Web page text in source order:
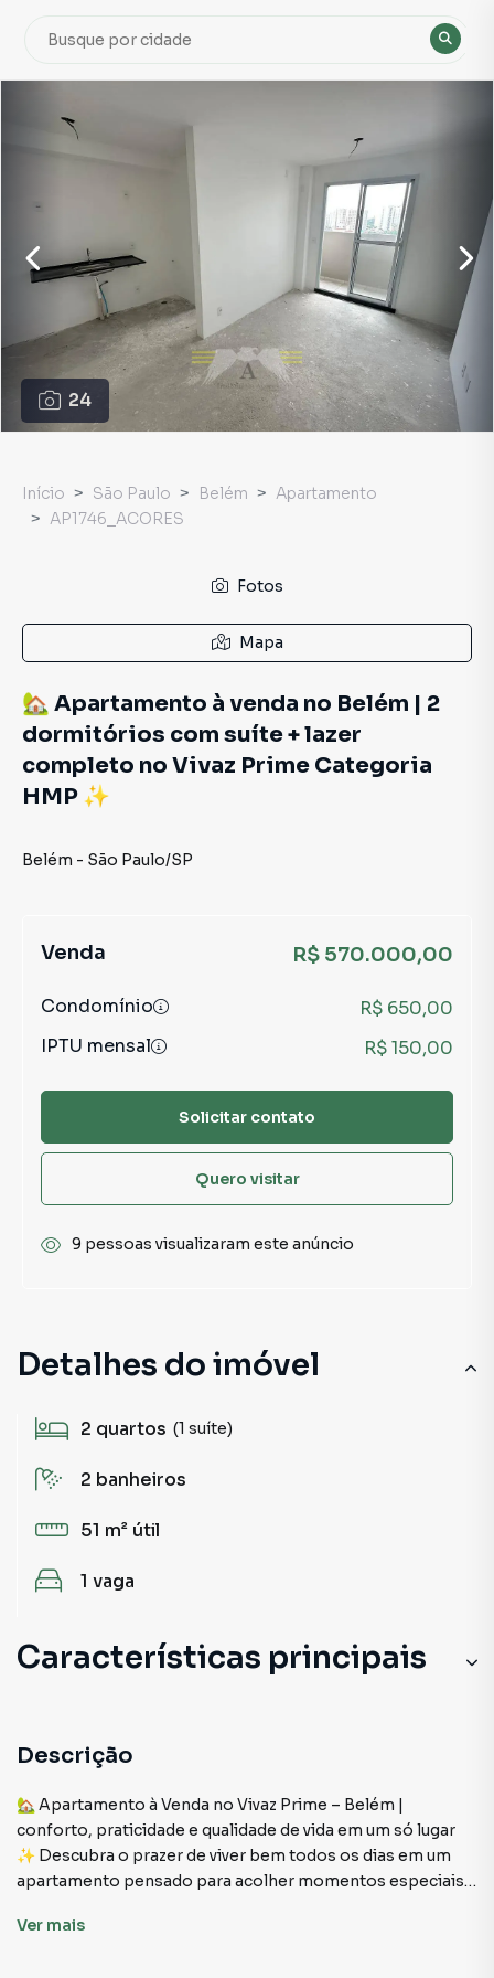
24
Detalhes do imóvel
2 quartos (1 suíte)
2 banheiros
51 m² útil
1 vaga
Características principais
Descrição
🏡 Apartamento à Venda no Vivaz Prime – Belém |
conforto, praticidade e qualidade de vida em um só lugar
✨ Descubra o prazer de viver bem todos os dias em um
apartamento pensado para acolher momentos especiais,
para você e sua família.
Ver mais
Início São Paulo Belém
Apartamento
AP1746_ACORES
Fotos
Mapa
🏡 Apartamento à venda no Belém | 2
dormitórios com suíte + lazer
completo no Vivaz Prime Categoria
HMP ✨
Belém - São Paulo/SP
Venda R$ 570.000,00
Condomínio
R$ 650,00
IPTU mensal
R$ 150,00
Solicitar contato
Quero visitar
9 pessoas visualizaram este anúncio